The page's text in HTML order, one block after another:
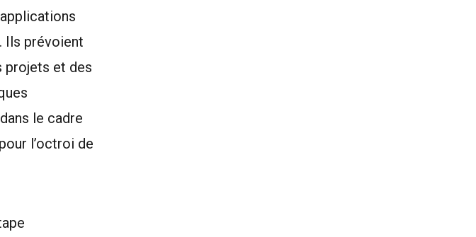
Ils prévoient
projets et des
le cadre
l’octroi de